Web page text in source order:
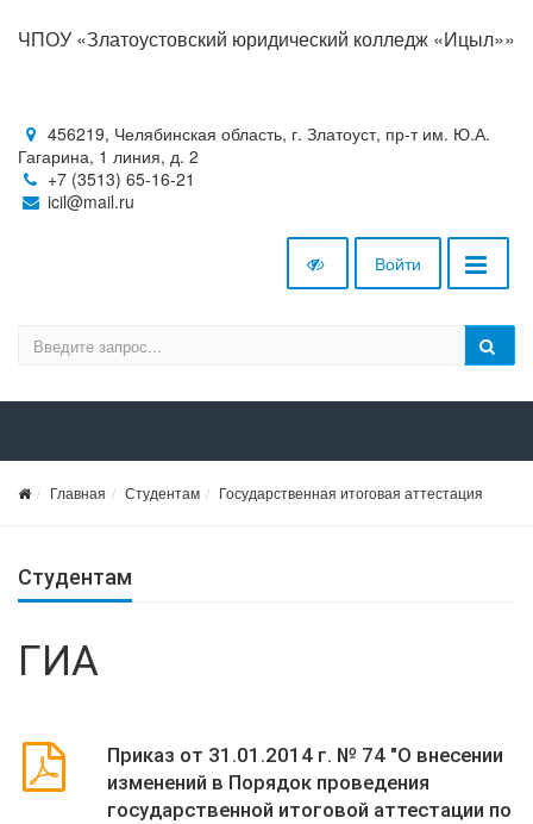
ЧПОУ «Златоустовский юридический колледж «Ицыл»»
456219, Челябинская область, г. Златоуст, пр-т им. Ю.А.
Гагарина, 1 линия, д. 2
+7 (3513) 65-16-21
icil@mail.ru
Войти
Главная Студентам Государственная итоговая аттестация
Студентам
ГИА
Приказ от 31.01.2014 г. № 74 "О внесении
изменений в Порядок проведения
государственной итоговой аттестации по